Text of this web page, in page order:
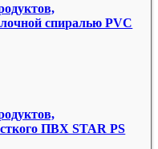
спиралью PVC
ПВХ STAR PS